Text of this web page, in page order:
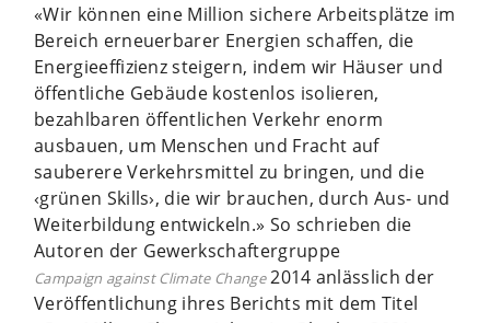
«Wir können eine Million sichere Arbeitsplätze im
Bereich erneuerbarer Energien schaffen, die
Energieeffizienz steigern, indem wir Häuser und
öffentliche Gebäude kostenlos isolieren,
bezahlbaren öffentlichen Verkehr enorm
ausbauen, um Menschen und Fracht auf
sauberere Verkehrsmittel zu bringen, und die
‹grünen Skills›, die wir brauchen, durch Aus- und
Weiterbildung entwickeln.» So schrieben die
Autoren der Gewerkschaftergruppe
Campaign against Climate Change2014 anlässlich der
Veröffentlichung ihres Berichts mit dem Titel